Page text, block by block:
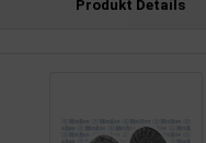
Produkt Details